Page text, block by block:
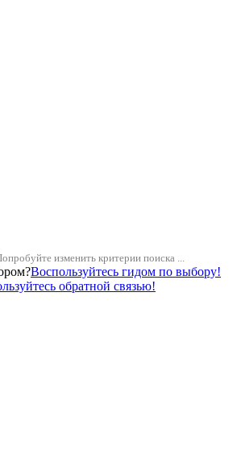
изменить критерии поиска ...
Воспользуйтесь гидом по выбору!
обратной связью!